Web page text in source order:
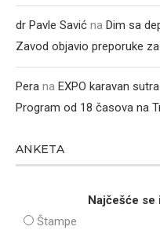
dr Pavle Savić na Dim sa
Zavod objavio preporuke
Pera na EXPO karavan
Program od 18 časova na
ANKETA
Najčešće
Štampe